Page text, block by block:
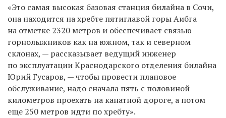
«Это самая высокая базовая станция билайна в Сочи,
она находится на хребте пятиглавой горы Аибга
на отметке 2320 метров и обеспечивает связью
горнолыжников как на южном, так и северном
склонах, — рассказывает ведущий инженер
по эксплуатации Краснодарского отделения билайна
Юрий Гусаров, — чтобы провести плановое
обслуживание, надо сначала пять с половиной
километров проехать на канатной дороге, а потом
еще 250 метров идти по хребту».